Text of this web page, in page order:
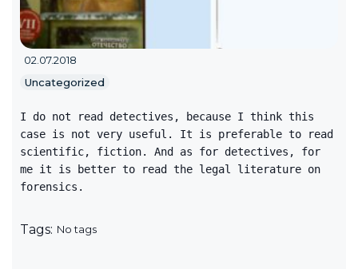
02.07.2018
Uncategorized
I do not read detectives, because I think this
case is not very useful. It is preferable to read
scientific, fiction. And as for detectives, for
me it is better to read the legal literature on
forensics.
Tags: No tags